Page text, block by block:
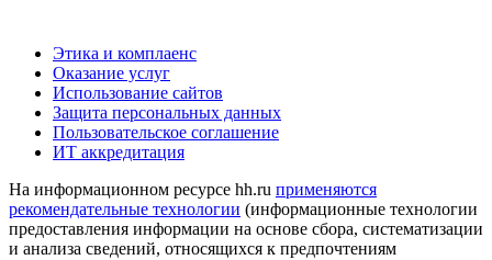
Этика и комплаенс
Оказание услуг
Использование сайтов
Защита персональных данных
Пользовательское соглашение
ИТ аккредитация
На информационном ресурсе hh.ru применяются
рекомендательные технологии (информационные технологии
предоставления информации на основе сбора, систематизации
и анализа сведений, относящихся к предпочтениям